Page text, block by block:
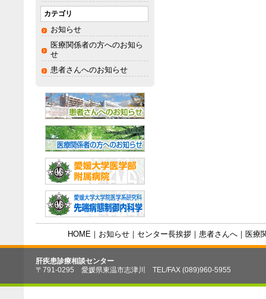
カテゴリ
お知らせ
医療関係者の方へのお知ら
せ
患者さんへのお知らせ
HOME ｜ お知らせ ｜ センター長挨拶 ｜ 患者さんへ ｜ 医療
肝疾患診療相談センター
〒791-0295 愛媛県東温市志津川 TEL/FAX (089)960-5955